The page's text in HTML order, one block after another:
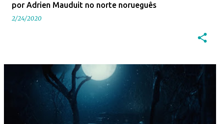
por Adrien Mauduit no norte norueguês
2/24/2020